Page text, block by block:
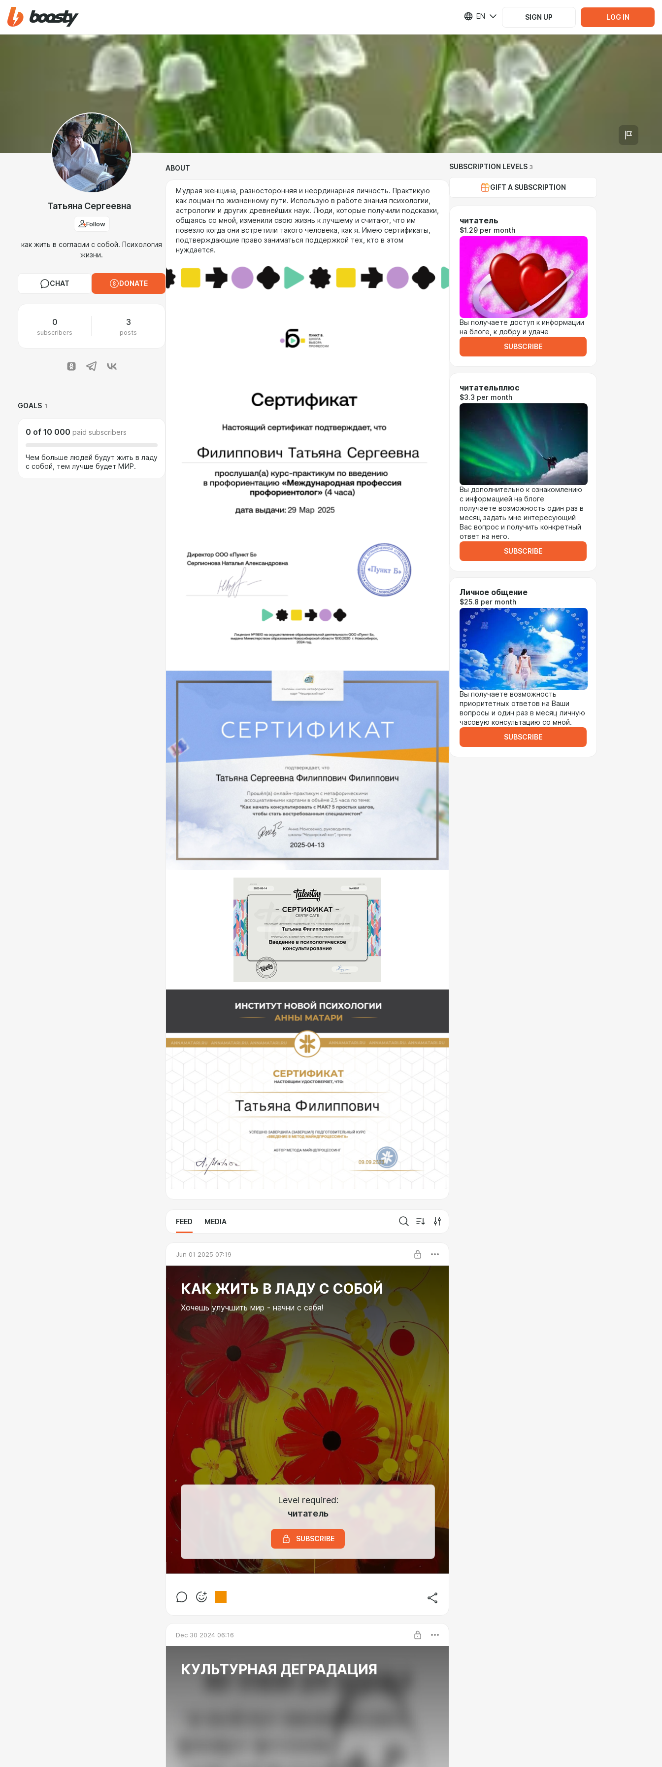
EN SIGN UP LOG IN
Татьяна Сергеевна
Follow
как жить в согласии с собой. Психология
жизни.
CHAT DONATE
0
subscribers
3
posts
GOALS 1
0 of 10 000 paid subscribers
Чем больше людей будут жить в ладу
с собой, тем лучше будет МИР.
ABOUT
Мудрая женщина, разносторонняя и неординарная личность. Практикую
как лоцман по жизненному пути. Использую в работе знания психологии,
астрологии и других древнейших наук. Люди, которые получили подсказки,
общаясь со мной, изменили свою жизнь к лучшему и считают, что им
повезло когда они встретили такого человека, как я. Имею сертификаты,
подтверждающие право заниматься поддержкой тех, кто в этом
нуждается.
FEED MEDIA
Jun 01 2025 07:19
КАК ЖИТЬ В ЛАДУ С СОБОЙ
Хочешь улучшить мир - начни с себя!
Level required:
читатель
SUBSCRIBE
Dec 30 2024 06:16
КУЛЬТУРНАЯ ДЕГРАДАЦИЯ
SUBSCRIPTION LEVELS 3
GIFT A SUBSCRIPTION
читатель
$1.29 per month
Вы получаете доступ к информации
на блоге, к добру и удаче
SUBSCRIBE
читательплюс
$3.3 per month
Вы дополнительно к ознакомлению
с информацией на блоге
получаете возможность один раз в
месяц задать мне интересующий
Вас вопрос и получить конкретный
ответ на него.
SUBSCRIBE
Личное общение
$25.8 per month
Вы получаете возможность
приоритетных ответов на Ваши
вопросы и один раз в месяц личную
часовую консультацию со мной.
SUBSCRIBE